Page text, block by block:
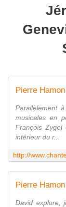
Parallèlement
musicales en
François Zygel
intérieur du r...
David explore,